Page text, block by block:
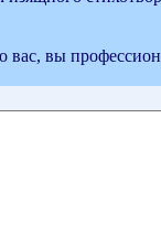
вас, вы